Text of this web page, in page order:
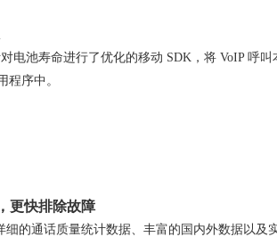
电池寿命进行了优化的移动 SDK，将 VoIP 呼叫
程序中。
更快排除故障
细的通话质量统计数据、丰富的国内外数据以及